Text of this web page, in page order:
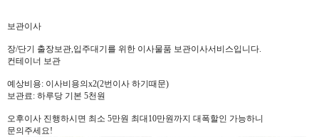
보관이사
장/단기 출장보관,입주대기를 위한 이사물품 보관이사서비스입니다.
컨테이너 보관
예상비용: 이사비용의x2(2번이사 하기때문)
보관료: 하루당 기본 5천원
오후이사 진행하시면 최소 5만원 최대10만원까지 대폭할인 가능하니
문의주세요!